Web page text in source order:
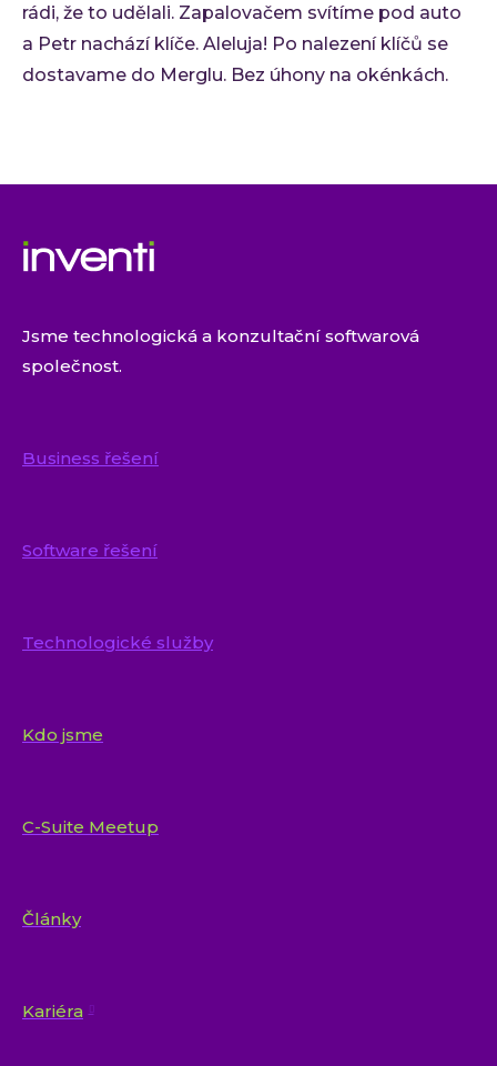
rádi, že to udělali. Zapalovačem svítíme pod auto
a Petr nachází klíče. Aleluja! Po nalezení klíčů se
dostavame do Merglu. Bez úhony na okénkách.
Jsme technologická a konzultační softwarová
společnost.
Business řešení
Software řešení
Technologické služby
Kdo jsme
C-Suite Meetup
Články
Kariéra